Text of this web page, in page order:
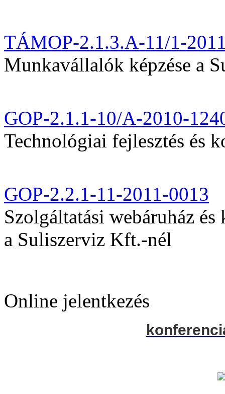
TÁMOP-2.1.3.A-11/1-
Munkavállalók képzése a
GOP-2.1.1-10/A-2010-
Technológiai fejlesztés és
GOP-2.2.1-11-2011-0013
Szolgáltatási webáruház
a Suliszerviz Kft.-nél
Online jelentkezés